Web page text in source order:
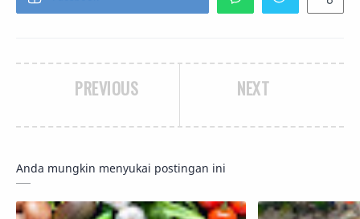
NEXT
PREVIOUS
Anda mungkin menyukai postingan ini